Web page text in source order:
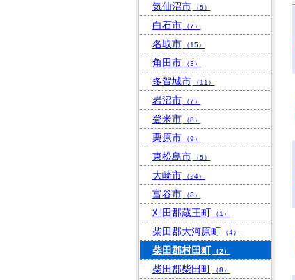
気仙沼市 （5）
白石市 （7）
名取市 （15）
角田市 （3）
多賀城市 （11）
岩沼市 （7）
登米市 （8）
栗原市 （9）
東松島市 （5）
大崎市 （24）
富谷市 （8）
刈田郡蔵王町 （1）
柴田郡大河原町 （4）
柴田郡村田町 （2）
柴田郡柴田町 （8）